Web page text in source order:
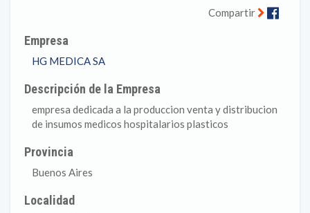
Compartir
Empresa
HG MEDICA SA
Descripción de la Empresa
empresa dedicada a la produccion venta y distribucion
de insumos medicos hospitalarios plasticos
Provincia
Buenos Aires
Localidad